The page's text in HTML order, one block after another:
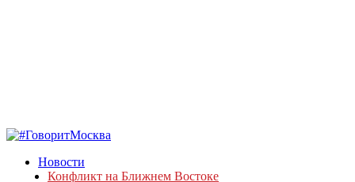
Новости
Конфликт на Ближнем Востоке